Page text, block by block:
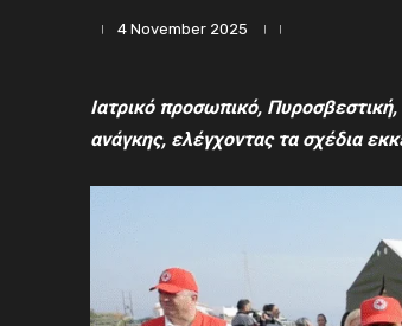
4 November 2025
Ιατρικό προσωπικό,
ανάγκης, ελέγχοντας τα σχέδια